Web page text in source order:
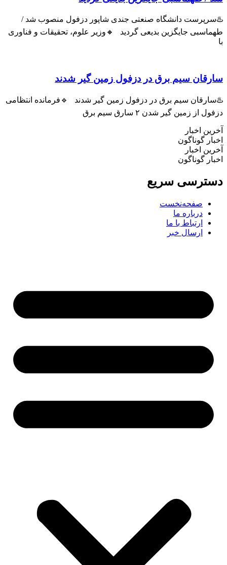
دانشگاه صنعتی جندی شاپور دزفول منصوب شد /
جایگزین بدیعی گردید 🔸وزیر علوم، تحقیقات و فناوری
سیم برق در دزفول زمین گیر شدند
سیم برق در دزفول زمین گیر شدند 🔹فرمانده انتظامی
از زمین گیر شدن ۲ سارق سیم برق
اخبار
گوناگون
اخبار
گوناگون
سریع
صفحه‌نخست
درباره ما
ارتباط با ما
ارسال خبر